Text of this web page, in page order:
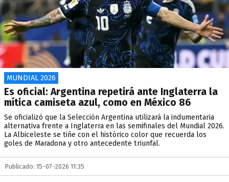
MUNDIAL 2026
Es oficial: Argentina repetirá ante Inglaterra la
mítica camiseta azul, como en México 86
Se oficializó que la Selección Argentina utilizará la indumentaria
alternativa frente a Inglaterra en las semifinales del Mundial 2026.
La Albiceleste se tiñe con el histórico color que recuerda los
goles de Maradona y otro antecedente triunfal.
Publicado: 15-07-2026 11:35